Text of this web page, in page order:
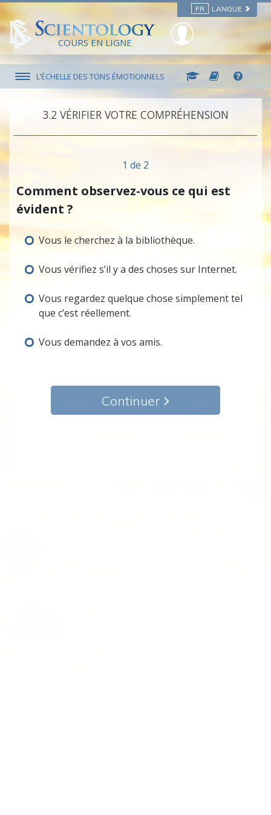
FR LANGUE
COURS EN LIGNE
L’ÉCHELLE DES TONS ÉMOTIONNELS
3.‎2 VÉRIFIER VOTRE COMPRÉHENSION
1 de 2
Comment observez-vous ce qui est
évident ?
Vous le cherchez à la bibliothèque.
Vous vérifiez s’il y a des choses sur Internet.
Vous regardez quelque chose simplement tel
que c’est réellement.
Vous demandez à vos amis.
Continuer